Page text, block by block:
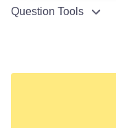
Question Tools